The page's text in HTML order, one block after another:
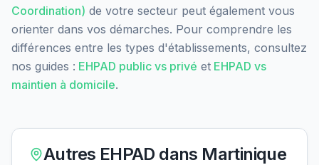
Coordination) de votre secteur peut également vous
orienter dans vos démarches. Pour comprendre les
différences entre les types d'établissements, consultez
nos guides : EHPAD public vs privé et EHPAD vs
maintien à domicile.
Autres EHPAD dans Martinique